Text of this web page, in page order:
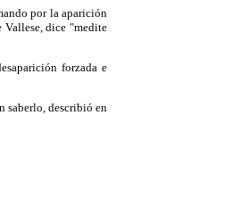
por la aparición
Vallese, dice "medite
forzada e
saberlo, describió en